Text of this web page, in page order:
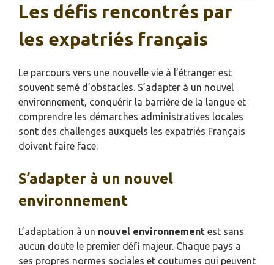
Les défis rencontrés par
les expatriés français
Le parcours vers une nouvelle vie à l’étranger est
souvent semé d’obstacles. S’adapter à un nouvel
environnement, conquérir la barrière de la langue et
comprendre les démarches administratives locales
sont des challenges auxquels les expatriés Français
doivent faire face.
S’adapter à un nouvel
environnement
L’adaptation à un nouvel environnement est sans
aucun doute le premier défi majeur. Chaque pays a
ses propres normes sociales et coutumes qui peuvent